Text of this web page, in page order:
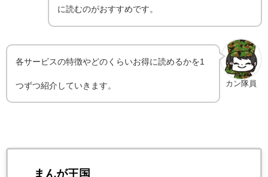
に読むのがおすすめです。
カン隊員
各サービスの特徴やどのくらいお得に読めるかを1
つずつ紹介していきます。
まんが王国